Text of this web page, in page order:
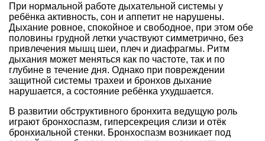
При нормальной работе дыхательной системы у
ребёнка активность, сон и аппетит не нарушены.
Дыхание ровное, спокойное и свободное, при этом обе
половины грудной летки участвуют симметрично, без
привлечения мышц шеи, плеч и диафрагмы. Ритм
дыхания может меняться как по частоте, так и по
глубине в течение дня. Однако при повреждении
защитной системы трахеи и бронхов дыхание
нарушается, а состояние ребёнка ухудшается.
В развитии обструктивного бронхита ведущую роль
играют бронхоспазм, гиперсекреция слизи и отёк
бронхиальной стенки. Бронхоспазм возникает под